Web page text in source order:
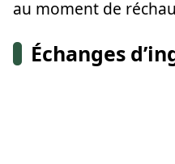
au moment de
Échanges